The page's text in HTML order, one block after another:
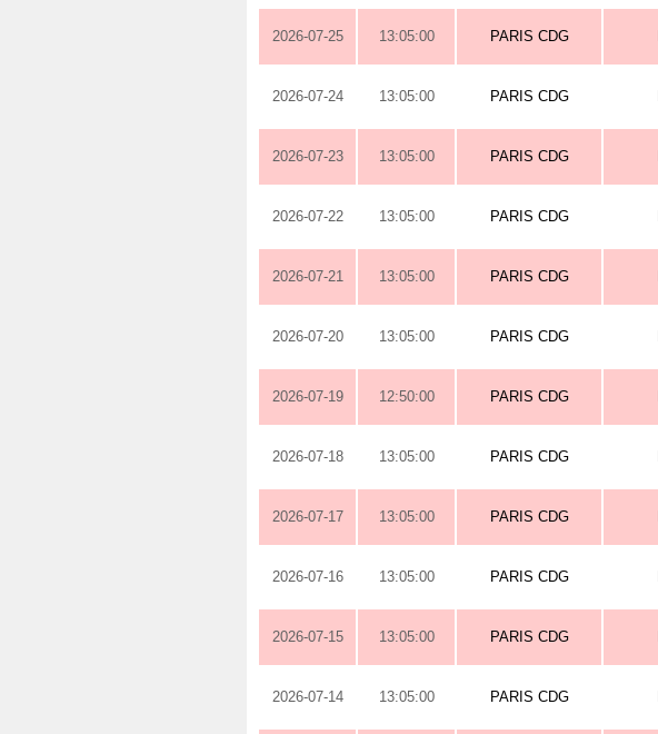
2026-07-25 13:05:00 PARIS CDG
2026-07-24 13:05:00 PARIS CDG
2026-07-23 13:05:00 PARIS CDG
2026-07-22 13:05:00 PARIS CDG
2026-07-21 13:05:00 PARIS CDG
2026-07-20 13:05:00 PARIS CDG
2026-07-19 12:50:00 PARIS CDG
2026-07-18 13:05:00 PARIS CDG
2026-07-17 13:05:00 PARIS CDG
2026-07-16 13:05:00 PARIS CDG
2026-07-15 13:05:00 PARIS CDG
2026-07-14 13:05:00 PARIS CDG